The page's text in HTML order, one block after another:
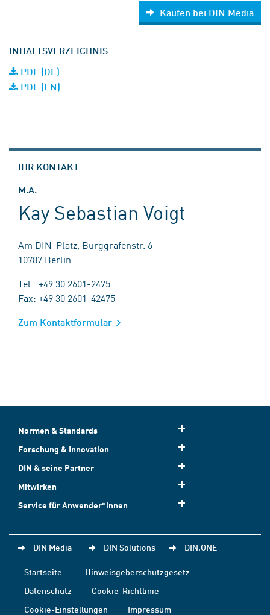
Kaufen bei DIN Media
INHALTSVERZEICHNIS
PDF (DE)
PDF (EN)
IHR KONTAKT
M.A.
Kay Sebastian Voigt
Am DIN-Platz, Burggrafenstr. 6
10787 Berlin
Tel.: +49 30 2601-2475
Fax: +49 30 2601-42475
Zum Kontaktformular
Normen & Standards
Forschung & Innovation
DIN & seine Partner
Mitwirken
Service für Anwender*innen
DIN Media DIN Solutions DIN.ONE
Startseite
Hinweisgeberschutzgesetz
Datenschutz
Cookie-Richtlinie
Cookie-Einstellungen
Impressum